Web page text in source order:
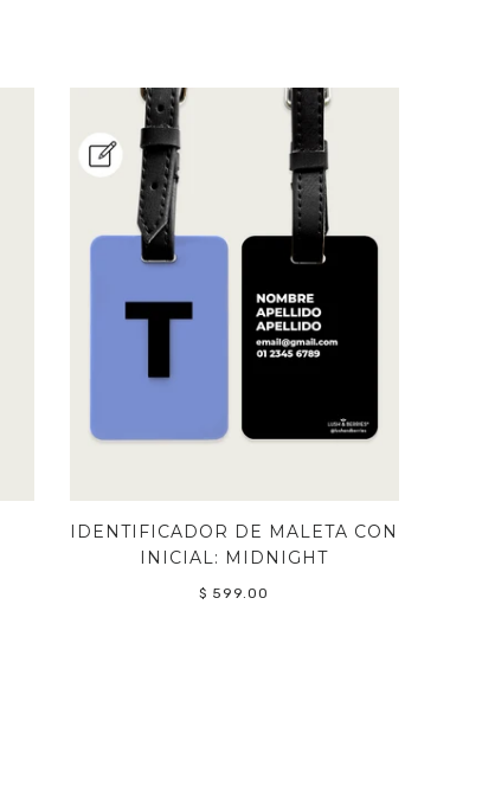
IDENTIFICADOR DE MALETA CON
INICIAL: MIDNIGHT
$ 599.00